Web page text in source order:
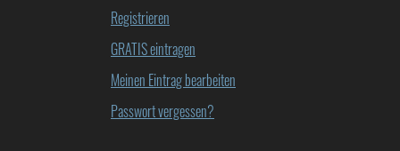
Registrieren
GRATIS eintragen
Meinen Eintrag bearbeiten
Passwort vergessen?